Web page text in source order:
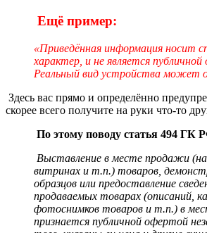
Ещё пример:
«Приведённая информация носит
характер, и не является
Реальный вид устройства может
Здесь вас прямо и определённо
скорее всего получите на руки что-то
По этому поводу статья 494 ГК
Выставление в месте продажи (на
витринах и т.п.) товаров,
образцов или предоставление
продаваемых товарах (описаний,
фотоснимков товаров и т.п.) в
признается публичной офертой